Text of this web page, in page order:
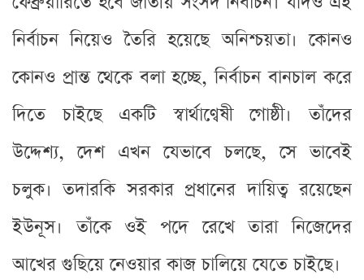
নির্বাচন নিয়েও তৈরি হয়েছে অনিশ্চয়তা। কোনও
কোনও প্রান্ত থেকে বলা হচ্ছে, নির্বাচন বানচাল করে
দিতে চাইছে একটি স্বার্থাণ্বেষী গোষ্ঠী। তাঁদের
উদ্দেশ্য, দেশ এখন যেভাবে চলছে, সে ভাবেই
চলুক। তদারকি সরকার প্রধানের দায়িত্ব রয়েছেন
ইউনূস। তাঁকে ওই পদে রেখে তারা নিজেদের
আখের গুছিয়ে নেওয়ার কাজ চালিয়ে যেতে চাইছে।